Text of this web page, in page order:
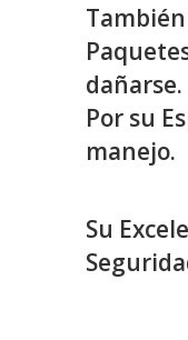
dañarse.
Por su
manejo.
Su